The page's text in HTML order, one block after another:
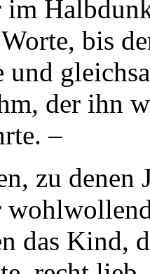
bis
und
der ihn
–
zu
das Kind,